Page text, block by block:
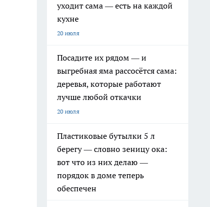
уходит сама — есть на каждой
кухне
20 июля
Посадите их рядом — и
выгребная яма рассосётся сама:
деревья, которые работают
лучше любой откачки
20 июля
Пластиковые бутылки 5 л
берегу — словно зеницу ока:
вот что из них делаю —
порядок в доме теперь
обеспечен